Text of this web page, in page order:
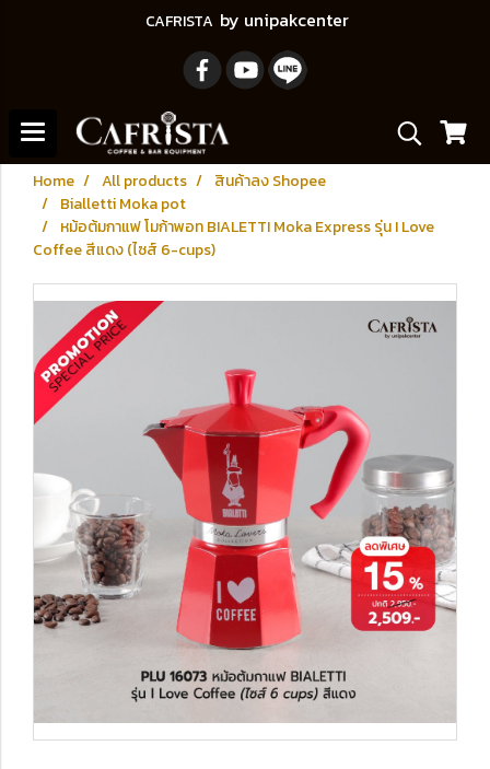
CAFRISTA by unipakcenter
Home All products
สินค้าลง Shopee
Bialletti Moka pot
หม้อต้มกาแฟ โมก้าพอท BIALETTI Moka Express รุ่น I Love
Coffee สีแดง (ไซส์ 6-cups)